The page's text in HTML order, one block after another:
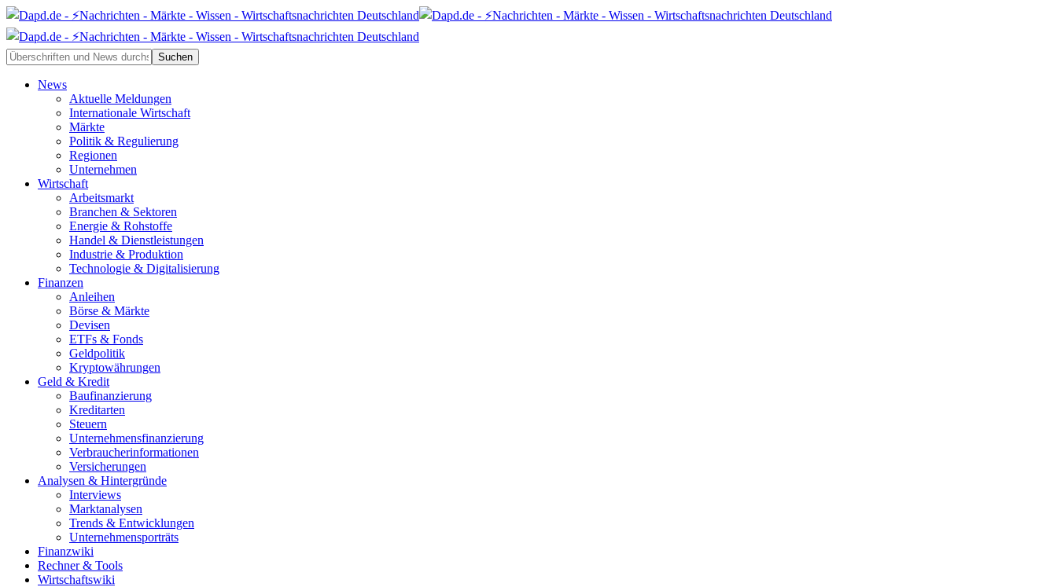
News
Aktuelle Meldungen
Internationale Wirtschaft
Märkte
Politik & Regulierung
Regionen
Unternehmen
Wirtschaft
Arbeitsmarkt
Branchen & Sektoren
Energie & Rohstoffe
Handel & Dienstleistungen
Industrie & Produktion
Technologie & Digitalisierung
Finanzen
Anleihen
Börse & Märkte
Devisen
ETFs & Fonds
Geldpolitik
Kryptowährungen
Geld & Kredit
Baufinanzierung
Kreditarten
Steuern
Unternehmensfinanzierung
Verbraucherinformationen
Versicherungen
Analysen & Hintergründe
Interviews
Marktanalysen
Trends & Entwicklungen
Unternehmensporträts
Finanzwiki
Rechner & Tools
Wirtschaftswiki